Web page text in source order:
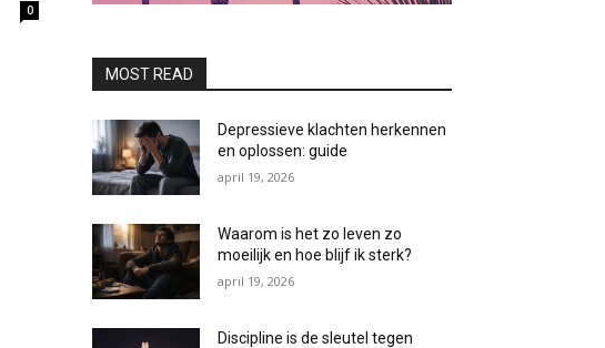
0
MOST READ
Depressieve klachten herkennen
en oplossen: guide
april 19, 2026
Waarom is het zo leven zo
moeilijk en hoe blijf ik sterk?
april 19, 2026
Discipline is de sleutel tegen